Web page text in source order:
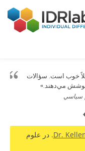
خوب است. سؤالات
پوشش مي‌دهند.»
Dr., Ph.D. در علوم